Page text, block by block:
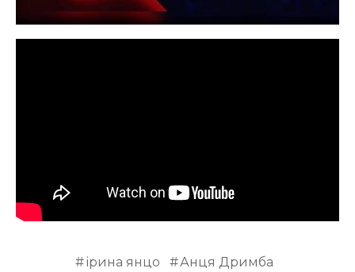
ірина янцо
Анця Дримба